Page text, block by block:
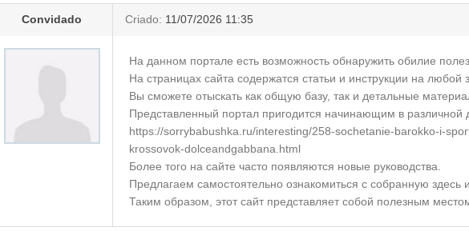
Convidado Criado: 11/07/2026 11:35
На данном портале есть возможность обнаружить обилие
На страницах сайта содержатся статьи и инструкции на любой
Вы сможете отыскать как общую базу, так и детальные
Представленный портал пригодится начинающим в различной
https://sorrybabushka.ru/interesting/258-sochetanie-barokko-i-
krossovok-dolceandgabbana.html
Более того на сайте часто появляются новые руководства.
Предлагаем самостоятельно ознакомиться с собранную
Таким образом, этот сайт представляет собой полезным